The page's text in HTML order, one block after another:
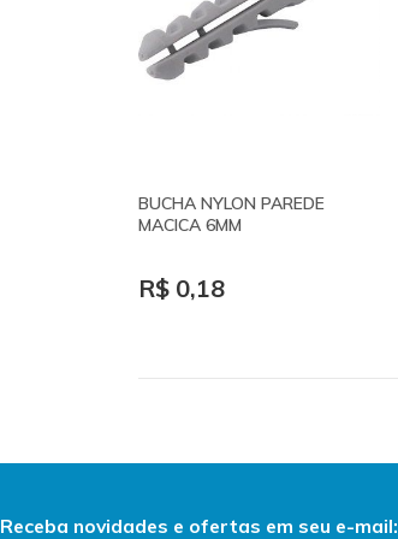
BUCHA NYLON PAREDE
MACICA 6MM
R$ 0,18
Receba novidades e ofertas em seu e-mail: